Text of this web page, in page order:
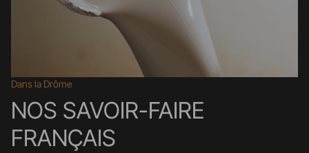
Dans la Drôme
NOS SAVOIR-FAIRE
FRANÇAIS